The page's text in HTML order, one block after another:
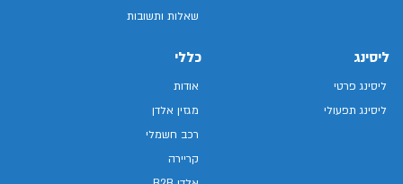
שאלות ותשובות
ליסינג
ליסינג פרטי
ליסינג תפעולי
כללי
אודות
מגזין אלדן
רכב חשמלי
קריירה